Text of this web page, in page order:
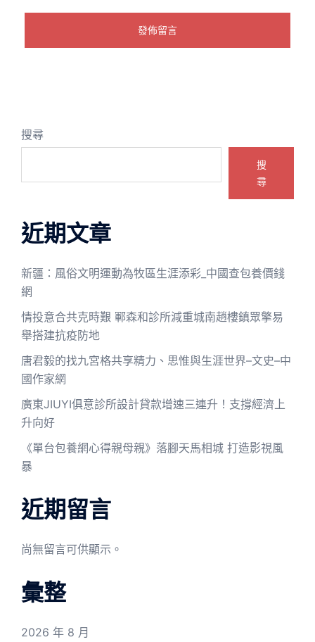
搜尋
搜
尋
近期文章
新疆：風俗文明運動為牧區生涯添彩_中國查包養價錢
網
情投意合共克時艱 鄆森和診所減重城南趙樓鎮眾擎易
舉搭建抗疫防地
唐君毅的找九宮格共享精力、思惟與生涯世界–文史–中
國作家網
廣東JIUYI俱意診所設計貸款增速三連升！支撐經濟上
升向好
《單台包養網心得親母親》落腳天馬相城 打造影視風
暴
近期留言
尚無留言可供顯示。
彙整
2026 年 8 月